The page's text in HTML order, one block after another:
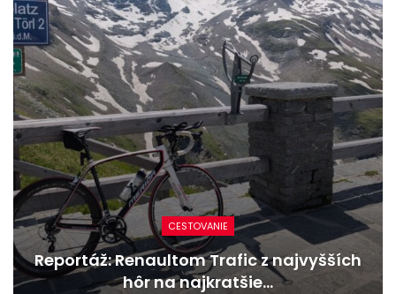
NOVINKY
Nový Mercedes-Benz GLA mieša gény
bestselleru s elektrinou